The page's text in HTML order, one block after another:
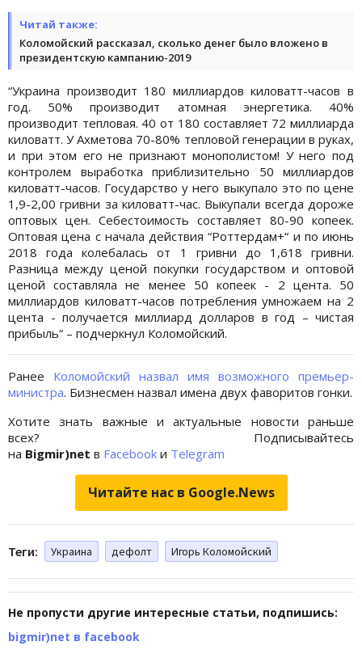
Читай также:
Коломойский рассказал, сколько денег было вложено в
президентскую кампанию-2019
“Украина производит 180 миллиардов киловатт-часов в
год. 50% производит атомная энергетика. 40%
производит тепловая. 40 от 180 составляет 72 миллиарда
киловатт. У Ахметова 70-80% тепловой генерации в руках,
и при этом его не признают монополистом! У него под
контролем выработка приблизительно 50 миллиардов
киловатт-часов. Государство у него выкупало это по цене
1,9-2,00 гривни за киловатт-час. Выкупали всегда дороже
оптовых цен. Себестоимость составляет 80-90 копеек.
Оптовая цена с начала действия “Роттердам+“ и по июнь
2018 года колебалась от 1 гривни до 1,618 гривни.
Разница между ценой покупки государством и оптовой
ценой составляла не менее 50 копеек - 2 цента. 50
миллиардов киловатт-часов потребления умножаем на 2
цента - получается миллиард долларов в год – чистая
прибыль“ – подчеркнул Коломойский.
Ранее Коломойский назвал имя возможного премьер-
министра. Бизнесмен назвал имена двух фаворитов гонки.
Хотите знать важные и актуальные новости раньше
всех? Подписывайтесь
на Bigmir)net в Facebook и Telegram
Читайте нас в Google.News
Теги: Украина дефолт Игорь Коломойский
Не пропусти другие интересные статьи, подпишись:
bigmir)net в facebook